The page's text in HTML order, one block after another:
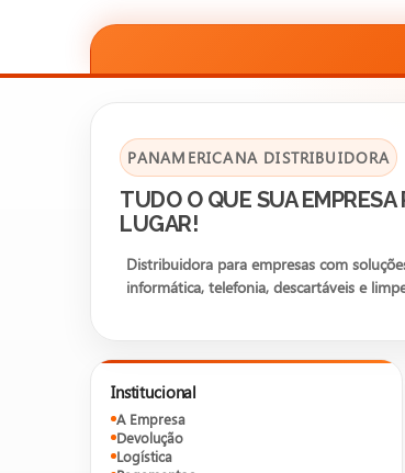
PANAMERICANA DISTRIBUIDORA
TUDO O QUE SUA EMPRESA
LUGAR!
Distribuidora para empresas com
informática, telefonia, descartáveis e
Institucional
A Empresa
Devolução
Logística